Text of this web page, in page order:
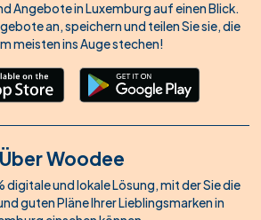
Angebote in Luxemburg auf einen Blick.
an, speichern und teilen Sie sie, die
meisten ins Auge stechen!
Über Woodee
digitale und lokale Lösung, mit der Sie die
guten Pläne Ihrer Lieblingsmarken in